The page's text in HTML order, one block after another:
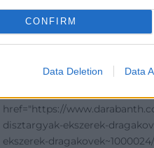
CONFIRM
Data Deletion Data
NEMESFÉM TÁRGYAK
19164. tétel:
href="https://
disztargyak-ekszerek-
ekszerek-